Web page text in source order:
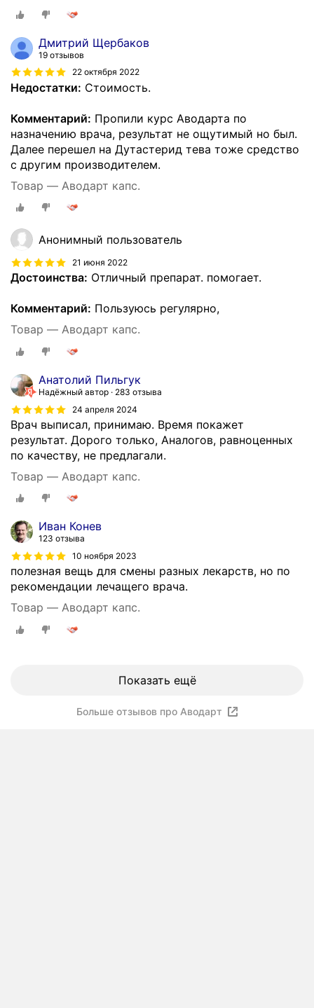
Дмитрий Щербаков
19 отзывов
22 октября 2022
Недостатки: Стоимость.
Комментарий: Пропили курс Аводарта по
назначению врача, результат не ощутимый но был.
Далее перешел на Дутастерид тева тоже средство
с другим производителем.
Товар — Аводарт капс.
Анонимный пользователь
21 июня 2022
Достоинства: Отличный препарат. помогает.
Комментарий: Пользуюсь регулярно,
Товар — Аводарт капс.
Анатолий Пильгук
Надёжный автор
283 отзыва
24 апреля 2024
Врач выписал, принимаю. Время покажет
результат. Дорого только, Аналогов, равноценных
по качеству, не предлагали.
Товар — Аводарт капс.
Иван Конев
123 отзыва
10 ноября 2023
полезная вещь для смены разных лекарств, но по
рекомендации лечащего врача.
Товар — Аводарт капс.
Показать ещё
Больше отзывов про Аводарт